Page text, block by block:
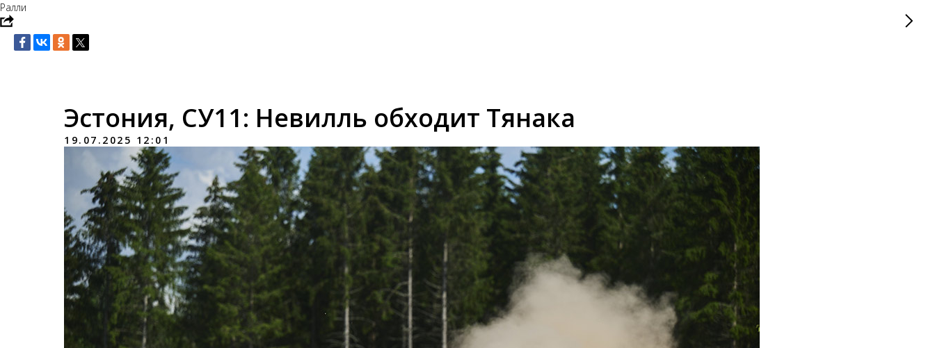
Ралли
Эстония, СУ11: Невилль обходит Тянака
19.07.2025 12:01